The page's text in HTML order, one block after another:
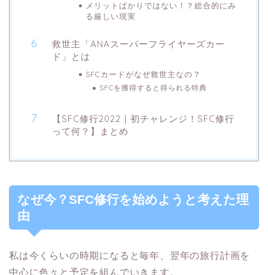
メリットばかりではない！？総合的にみ
る厳しい現実
救世主「ANAスーパーフライヤーズカー
ド」とは
SFCカードがなぜ救世主なの？
SFCを獲得すると得られる特典
【SFC修行2022｜初チャレンジ！SFC修行
って何？】まとめ
なぜ今？SFC修行を始めようと考えた理
由
私は今くらいの時期になると毎年、翌年の旅行計画を
中心に色々と予定を組んでいきます。